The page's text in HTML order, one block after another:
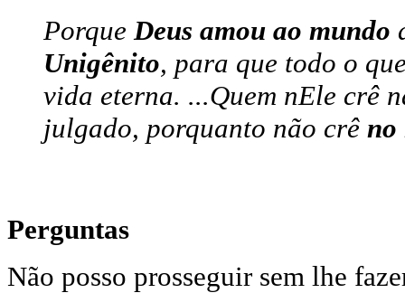
PorqueDeus amou ao mundo
Unigênito, para que todo o
vida eterna. ...Quem nEle crê
julgado, porquanto não crê no
Perguntas
Não posso prosseguir sem lhe